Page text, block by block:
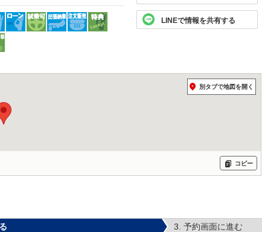
LINEで情報を共有する
別タブで地図を開く
コピー
3. 予約画面に進む